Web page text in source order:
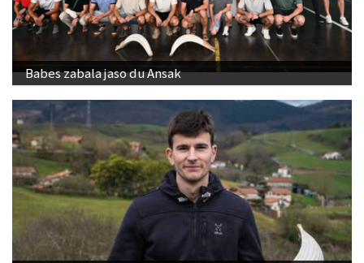
Babes zabala jaso du Ansak